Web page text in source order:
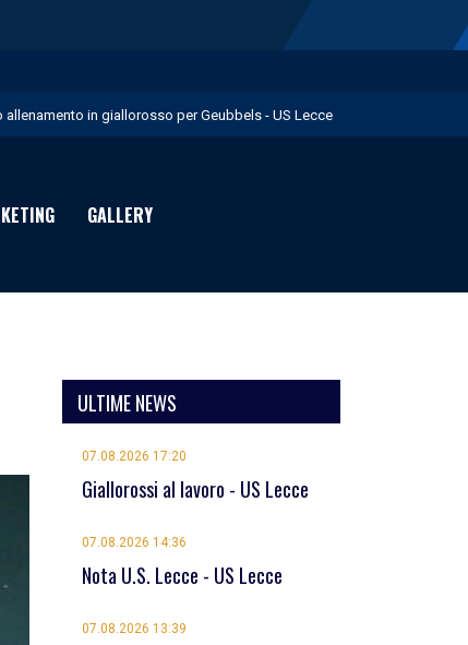
allenamento in giallorosso per Geubbels - US Lecce
mattutina a Martignano - US Lecce
in Food è Premium Partner per il prossimo biennio - US Lecce
GALLERY
ULTIME NEWS
07.08.2026 17:20
Giallorossi al lavoro - US Lecce
07.08.2026 14:36
Nota U.S. Lecce - US Lecce
07.08.2026 13:39